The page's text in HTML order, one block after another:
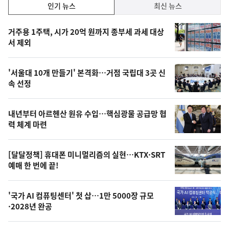
기,
최
신,
오
늘
의
영
상
오
늘
의
사
진
인기 뉴스 최신 뉴스
기
뉴
스
거주용 1주택, 시가 20억 원까지 종부세 과세 대상
서 제외
'서울대 10개 만들기' 본격화…거점 국립대 3곳 신
속 선정
내년부터 아르헨산 원유 수입…핵심광물 공급망 협
력 체계 마련
[달달정책] 휴대폰 미니멀리즘의 실현…KTX·SRT
예매 한 번에 끝!
'국가 AI 컴퓨팅센터' 첫 삽…1만 5000장 규모
·2028년 완공